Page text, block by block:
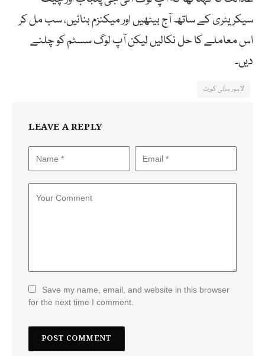
سیکریٹری کے ساتھ آج بیٹھیں اور میکنزم بنائیں، سب مل کر
اس معاملے کا حل نکالیں لیکن آپ لوگ سسٹم کو چلنے
دیں۔
لاہور ہائی کورٹ
LEAVE A REPLY
Save my name, email, and website in this browser
for the next time I comment.